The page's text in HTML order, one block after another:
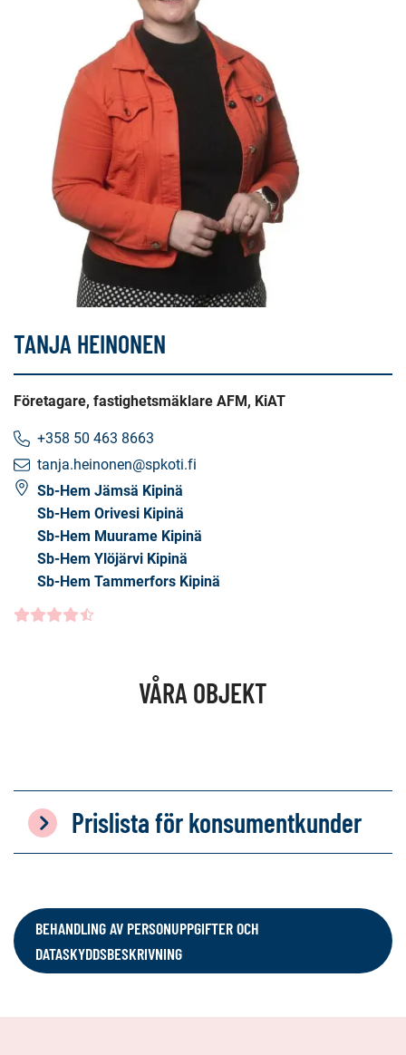
TANJA HEINONEN
Företagare, fastighetsmäklare AFM, KiAT
+358 50 463 8663
tanja.heinonen@spkoti.fi
Sb-Hem Jämsä Kipinä
Sb-Hem Orivesi Kipinä
Sb-Hem Muurame Kipinä
Sb-Hem Ylöjärvi Kipinä
Sb-Hem Tammerfors Kipinä
Kundbetyg
VÅRA OBJEKT
Prislista för konsumentkunder
BEHANDLING AV PERSONUPPGIFTER OCH
DATASKYDDSBESKRIVNING